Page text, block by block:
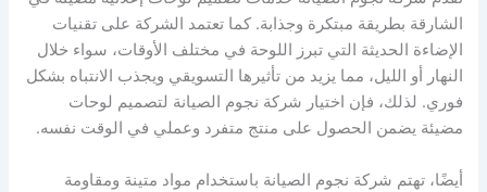
الشارقة بطريقة مبتكرة وجذابة. كما تعتمد الشركة على تقنيات
الإضاءة الحديثة التي تبرز اللوحة في مختلف الأوقات، سواء خلال
النهار أو الليل، مما يزيد من تأثيرها التسويقي ويجذب الانتباه بشكل
فوري. لذلك، فإن اختيار شركة نجوم الصيانة لتصميم لوحات
مضيئة يضمن الحصول على منتج متفرد وعملي في الوقت نفسه.
أيضًا، تهتم شركة نجوم الصيانة باستخدام مواد متينة ومقاومة